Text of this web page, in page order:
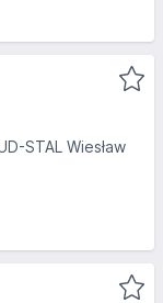
STAL Wiesław